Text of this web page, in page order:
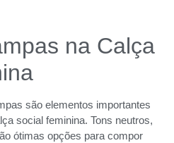
na Calça
são elementos importantes
social feminina. Tons neutros,
ótimas opções para compor